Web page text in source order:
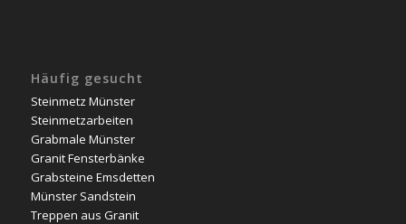
Häufig gesucht
Steinmetz Münster
Steinmetzarbeiten
Grabmale Münster
Granit Fensterbänke
Grabsteine Emsdetten
Münster Sandstein
Treppen aus Granit